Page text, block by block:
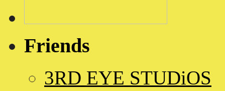
Friends
3RD EYE STUDiOS